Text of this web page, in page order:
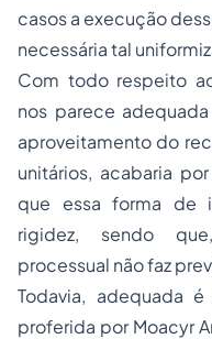
casos a execução
necessária tal
Com todo respeito
nos parece
aproveitamento do
unitários, acabaria
que essa forma de
rigidez, sendo
processual não faz
Todavia, adequada
proferida por Moacyr